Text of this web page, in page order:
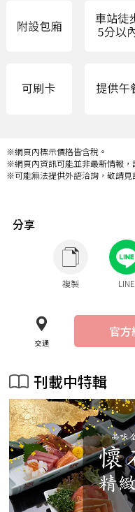
※網頁內標示價格皆含稅。
※網頁內資訊可能並非最新情報，
※可能無法提供外語洽詢，敬請見
分享
複製 LINE
交通
官方
刊載中特輯